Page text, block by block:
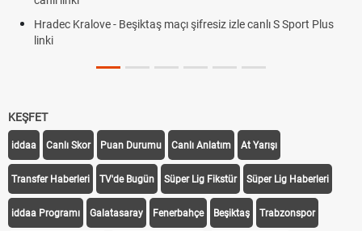
Hradec Kralove - Beşiktaş maçı şifresiz izle canlı S Sport Plus
linki
KEŞFET
iddaa Canlı Skor Puan Durumu Canlı Anlatım At Yarışı
Transfer Haberleri TV'de Bugün Süper Lig Fikstür Süper Lig Haberleri
iddaa Programı Galatasaray Fenerbahçe Beşiktaş Trabzonspor